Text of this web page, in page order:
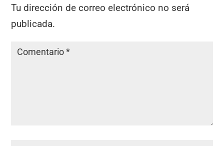
Tu dirección de correo electrónico no será
publicada.